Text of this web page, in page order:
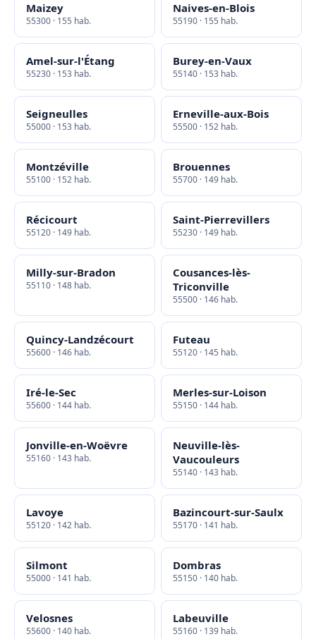
Maizey
55300 · 155 hab.
Naives-en-Blois
55190 · 155 hab.
Amel-sur-l'Étang
55230 · 153 hab.
Burey-en-Vaux
55140 · 153 hab.
Seigneulles
55000 · 153 hab.
Erneville-aux-Bois
55500 · 152 hab.
Montzéville
55100 · 152 hab.
Brouennes
55700 · 149 hab.
Récicourt
55120 · 149 hab.
Saint-Pierrevillers
55230 · 149 hab.
Milly-sur-Bradon
55110 · 148 hab.
Cousances-lès-
Triconville
55500 · 146 hab.
Quincy-Landzécourt
55600 · 146 hab.
Futeau
55120 · 145 hab.
Iré-le-Sec
55600 · 144 hab.
Merles-sur-Loison
55150 · 144 hab.
Jonville-en-Woëvre
55160 · 143 hab.
Neuville-lès-
Vaucouleurs
55140 · 143 hab.
Lavoye
55120 · 142 hab.
Bazincourt-sur-Saulx
55170 · 141 hab.
Silmont
55000 · 141 hab.
Dombras
55150 · 140 hab.
Velosnes
55600 · 140 hab.
Labeuville
55160 · 139 hab.